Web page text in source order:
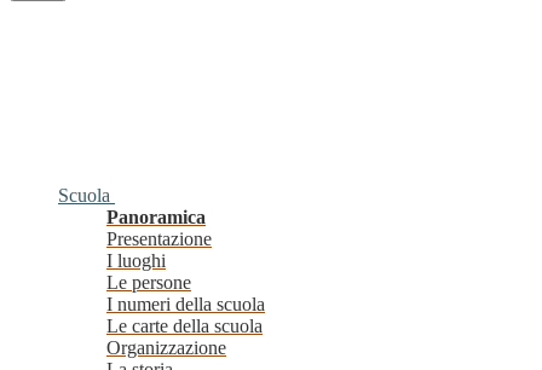
Scuola
Panoramica
Presentazione
I luoghi
Le persone
I numeri della scuola
Le carte della scuola
Organizzazione